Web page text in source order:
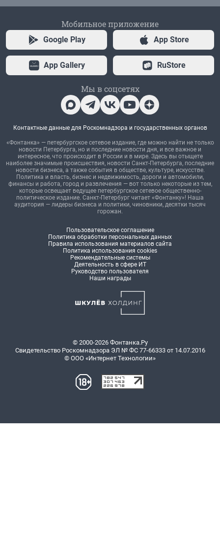
Мобильное приложение
Google Play App Store
App Gallery RuStore
Мы в соцсетях
Контактные данные для Роскомнадзора и государственных органов
«Фонтанка» — петербургское сетевое издание, где можно найти не только
новости Петербурга, но и последние новости дня, и все важное и
интересное, что происходит в России и в мире. Здесь вы отыщете
наиболее значимые происшествия, новости Санкт-Петербурга, последние
новости бизнеса, а также события в обществе, культуре, искусстве.
Политика и власть, бизнес и недвижимость, дороги и автомобили,
финансы и работа, город и развлечения — вот только некоторые из тем,
которые освещает ведущее петербургское сетевое общественно-
политическое издание. Санкт-Петербург читает «Фонтанку»! Наша
аудитория — лидеры бизнеса и политики, чиновники, десятки тысяч
горожан.
Пользовательское соглашение
Политика обработки персональных данных
Правила использования материалов сайта
Политика использования cookies
Рекомендательные системы
Деятельность в сфере ИТ
Руководство пользователя
Наши награды
© 2000-2026 Фонтанка.Ру
Свидетельство Роскомнадзора ЭЛ № ФС 77-66333 от 14.07.2016
© ООО «Интернет Технологии»